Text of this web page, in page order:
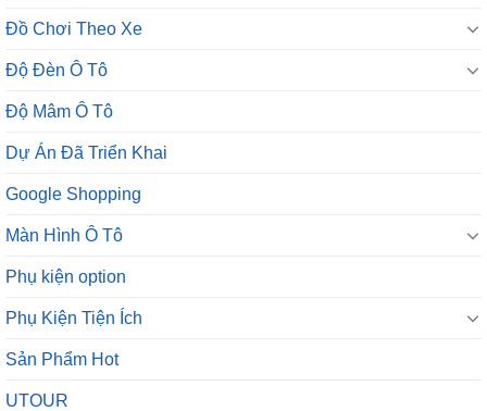
Đồ Chơi Theo Xe
Độ Đèn Ô Tô
Độ Mâm Ô Tô
Dự Án Đã Triển Khai
Google Shopping
Màn Hình Ô Tô
Phụ kiện option
Phụ Kiện Tiện Ích
Sản Phẩm Hot
UTOUR